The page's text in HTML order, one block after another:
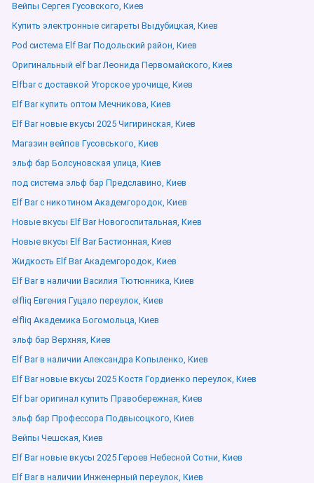
Вейпы Сергея Гусовского, Киев
Купить электронные сигареты Выдубицкая, Киев
Pod система Elf Bar Подольский район, Киев
Оригинальный elf bar Леонида Первомайского, Киев
Elfbar с доставкой Угорское урочище, Киев
Elf Bar купить оптом Мечникова, Киев
Elf Bar новые вкусы 2025 Чигиринская, Киев
Магазин вейпов Гусовського, Киев
эльф бар Болсуновская улица, Киев
под система эльф бар Предславино, Киев
Elf Bar с никотином Академгородок, Киев
Новые вкусы Elf Bar Новогоспитальная, Киев
Новые вкусы Elf Bar Бастионная, Киев
Жидкость Elf Bar Академгородок, Киев
Elf Bar в наличии Василия Тютюнника, Киев
elfliq Евгения Гуцало переулок, Киев
elfliq Академика Богомольца, Киев
эльф бар Верхняя, Киев
Elf Bar в наличии Александра Копыленко, Киев
Elf Bar новые вкусы 2025 Костя Гордиенко переулок, Киев
Elf bar оригинал купить Правобережная, Киев
эльф бар Профессора Подвысоцкого, Киев
Вейпы Чешская, Киев
Elf Bar новые вкусы 2025 Героев Небесной Сотни, Киев
Elf Bar в наличии Инженерный переулок, Киев